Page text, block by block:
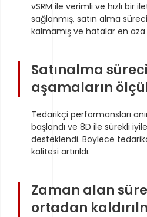
vSRM ile verimli ve hızlı bir
sağlanmış, satın alma
kalmamış ve hatalar en
Satınalma
aşamaların
Tedarikçi performansları
başlandı ve 8D ile sürekli
desteklendi. Böylece
kalitesi artırıldı.
Zaman alan
ortadan